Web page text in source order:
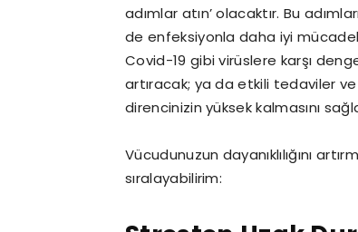
adımlar atın’ olacaktır. Bu
de enfeksiyonla daha iyi
Covid-19 gibi virüslere karşı
artıracak; ya da etkili tedaviler ve
direncinizin yüksek kalmasını
Vücudunuzun dayanıklılığını
sıralayabilirim: